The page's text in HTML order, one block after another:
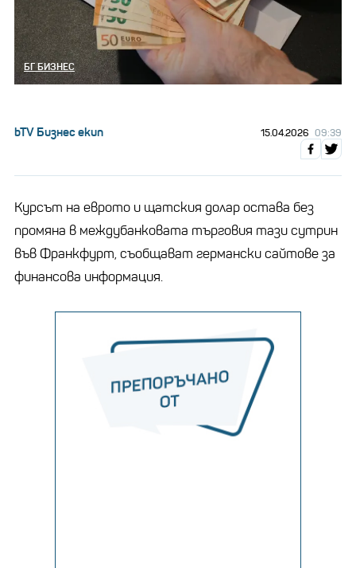
БГ БИЗНЕС
bTV Бизнес екип 15.04.2026 09:39
Курсът на еврото и щатския долар остава без
промяна в междубанковата търговия тази сутрин
във Франкфурт, съобщават германски сайтове за
финансова информация.